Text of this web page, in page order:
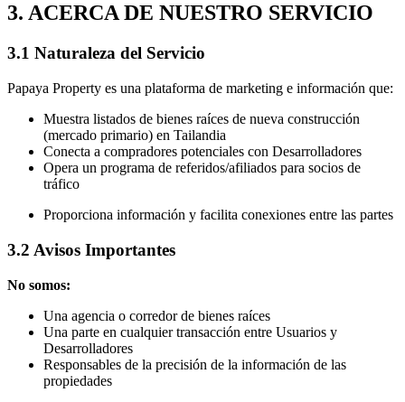
3. ACERCA DE NUESTRO SERVICIO
3.1 Naturaleza del Servicio
Papaya Property es una plataforma de marketing e información que:
Muestra listados de bienes raíces de nueva construcción
(mercado primario) en Tailandia
Conecta a compradores potenciales con Desarrolladores
Opera un programa de referidos/afiliados para socios de
tráfico
Proporciona información y facilita conexiones entre las partes
3.2 Avisos Importantes
No somos:
Una agencia o corredor de bienes raíces
Una parte en cualquier transacción entre Usuarios y
Desarrolladores
Responsables de la precisión de la información de las
propiedades